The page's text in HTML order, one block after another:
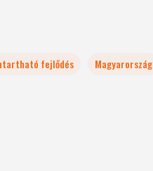
fejlődés Magyarország